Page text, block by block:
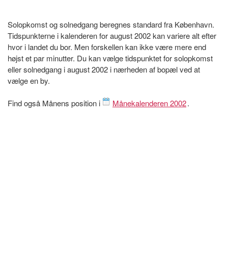
Solopkomst og solnedgang beregnes standard fra København.
Tidspunkterne i kalenderen for august 2002 kan variere alt efter
hvor i landet du bor. Men forskellen kan ikke være mere end
højst et par minutter. Du kan vælge tidspunktet for solopkomst
eller solnedgang i august 2002 i nærheden af bopæl ved at
vælge en by.
Find også Månens position i Månekalenderen 2002.